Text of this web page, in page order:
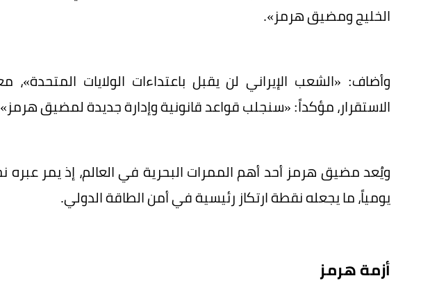
الخليج ومضيق هرمز».
وأضاف: «الشعب الإيراني لن يقبل باعتداءات الولايات
الاستقرار، مؤكداً: «سنجلب قواعد قانونية وإدارة جديدة لمضيق
ويُعد مضيق هرمز أحد أهم الممرات البحرية في العالم، إذ يمر عبره
يومياً، ما يجعله نقطة ارتكاز رئيسية في أمن الطاقة الدولي.
أزمة هرمز